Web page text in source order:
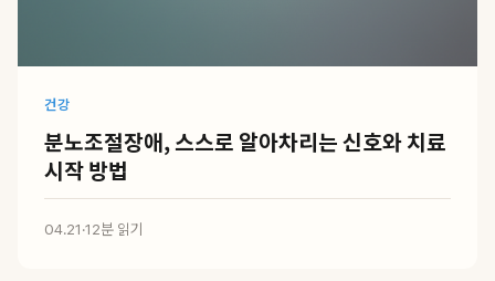
건강
분노조절장애, 스스로 알아차리는 신호와 치료
시작 방법
04.21·12분 읽기